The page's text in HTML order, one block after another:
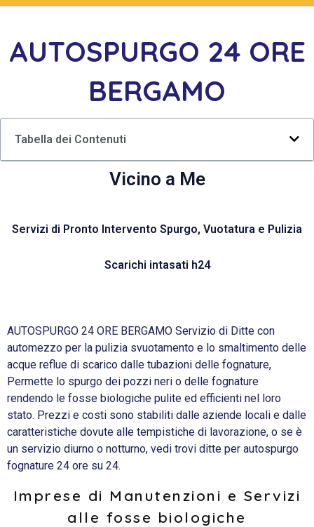
AUTOSPURGO 24 ORE
BERGAMO
Tabella dei Contenuti
Vicino a Me
Servizi di Pronto Intervento Spurgo, Vuotatura e Pulizia
Scarichi intasati h24
AUTOSPURGO 24 ORE BERGAMO Servizio di Ditte con
automezzo per la pulizia svuotamento e lo smaltimento delle
acque reflue di scarico dalle tubazioni delle fognature,
Permette lo spurgo dei pozzi neri o delle fognature
rendendo le fosse biologiche pulite ed efficienti nel loro
stato. Prezzi e costi sono stabiliti dalle aziende locali e dalle
caratteristiche dovute alle tempistiche di lavorazione, o se è
un servizio diurno o notturno, vedi trovi ditte per autospurgo
fognature 24 ore su 24.
Imprese di Manutenzioni e Servizi
alle fosse biologiche